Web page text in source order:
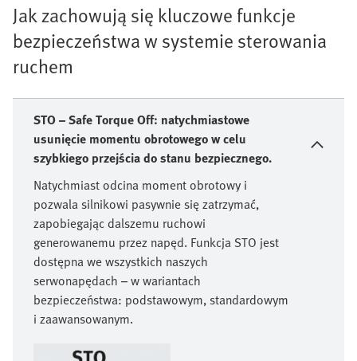
Jak zachowują się kluczowe funkcje
bezpieczeństwa w systemie sterowania
ruchem
STO – Safe Torque Off: natychmiastowe
usunięcie momentu obrotowego w celu
szybkiego przejścia do stanu bezpiecznego.
Natychmiast odcina moment obrotowy i
pozwala silnikowi pasywnie się zatrzymać,
zapobiegając dalszemu ruchowi
generowanemu przez napęd. Funkcja STO jest
dostępna we wszystkich naszych
serwonapędach – w wariantach
bezpieczeństwa: podstawowym, standardowym
i zaawansowanym.